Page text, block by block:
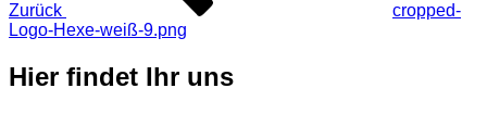
Zurück
cropped-
Logo-Hexe-weiß-9.png
Hier findet Ihr uns